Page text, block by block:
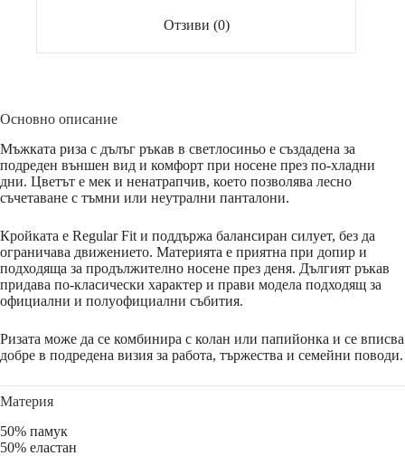
Отзиви (0)
Основно описание
Мъжката риза с дълъг ръкав в светлосиньо е създадена за
подреден външен вид и комфорт при носене през по-хладни
дни. Цветът е мек и ненатрапчив, което позволява лесно
съчетаване с тъмни или неутрални панталони.
Кройката е Regular Fit и поддържа балансиран силует, без да
ограничава движението. Материята е приятна при допир и
подходяща за продължително носене през деня. Дългият ръкав
придава по-класически характер и прави модела подходящ за
официални и полуофициални събития.
Ризата може да се комбинира с колан или папийонка и се вписва
добре в подредена визия за работа, тържества и семейни поводи.
Материя
50% памук
50% еластан